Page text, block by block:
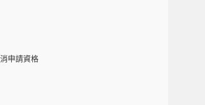
申請資格